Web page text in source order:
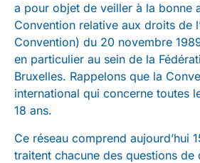
a pour objet de veiller à la bonne
Convention relative aux droits de
Convention) du 20 novembre
en particulier au sein de la
Bruxelles. Rappelons que la
international qui concerne toutes
18 ans.
Ce réseau comprend aujourd’hui
traitent chacune des questions de